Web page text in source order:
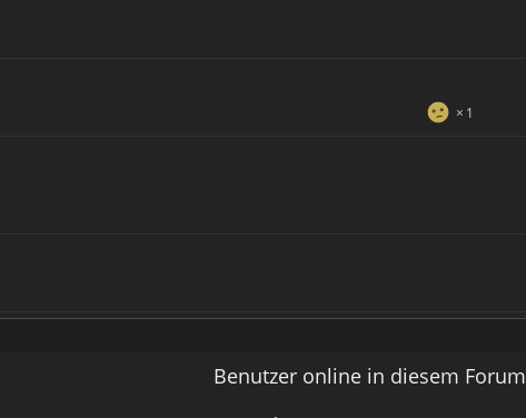
1
Benutzer online in diesem Forum